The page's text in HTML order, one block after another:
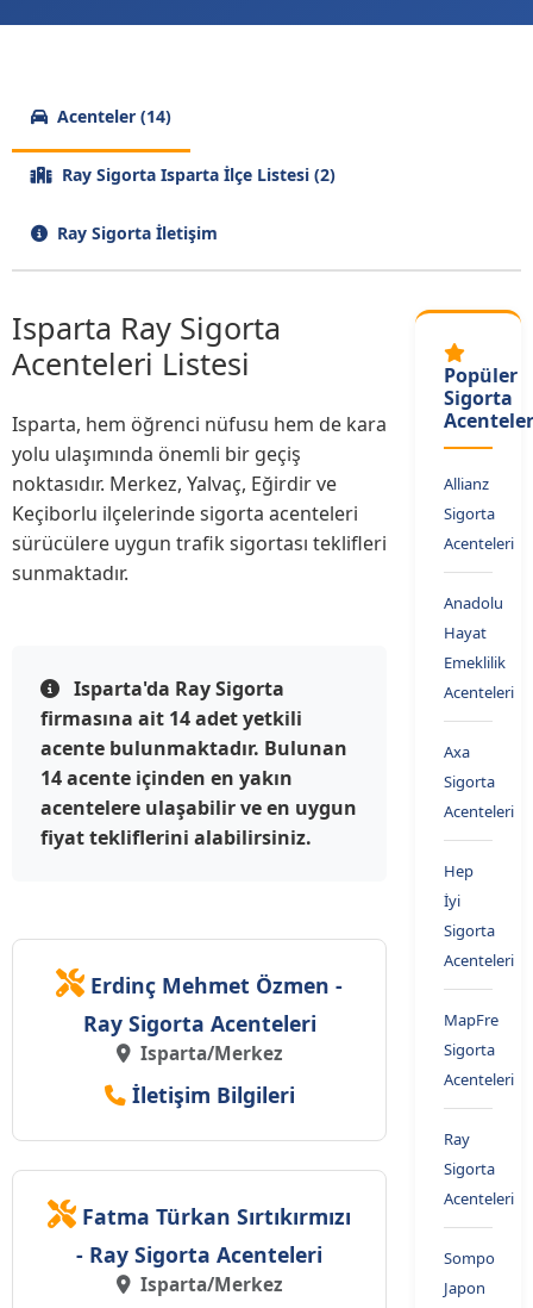
Acenteler (14)
Ray Sigorta Isparta İlçe Listesi (2)
Ray Sigorta İletişim
Isparta Ray Sigorta
Acenteleri Listesi
Isparta, hem öğrenci nüfusu hem de kara
yolu ulaşımında önemli bir geçiş
noktasıdır. Merkez, Yalvaç, Eğirdir ve
Keçiborlu ilçelerinde sigorta acenteleri
sürücülere uygun trafik sigortası teklifleri
sunmaktadır.
Isparta'da Ray Sigorta
firmasına ait 14 adet yetkili
acente bulunmaktadır. Bulunan
14 acente içinden en yakın
acentelere ulaşabilir ve en uygun
fiyat tekliflerini alabilirsiniz.
Erdinç Mehmet Özmen -
Ray Sigorta Acenteleri
Isparta/Merkez
İletişim Bilgileri
Fatma Türkan Sırtıkırmızı
- Ray Sigorta Acenteleri
Isparta/Merkez
Popüler
Sigorta
Allianz
Sigorta
Acenteleri
Anadolu
Hayat
Emeklilik
Acenteleri
Axa
Sigorta
Acenteleri
Hep
İyi
Sigorta
Acenteleri
MapFre
Sigorta
Acenteleri
Ray
Sigorta
Acenteleri
Sompo
Japon